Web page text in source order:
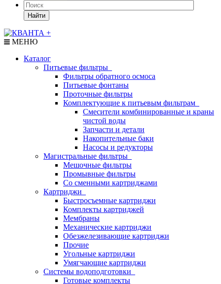
Найти
МЕНЮ
Каталог
Питьевые фильтры
Фильтры обратного осмоса
Питьевые фонтаны
Проточные фильтры
Комплектующие к питьевым фильтрам
Смесители комбинированные и краны
чистой воды
Запчасти и детали
Накопительные баки
Насосы и редукторы
Магистральные фильтры
Мешочные фильтры
Промывные фильтры
Со сменными картриджами
Картриджи
Быстросъемные картриджи
Комплекты картриджей
Мембраны
Механические картриджи
Обезжелезивающие картриджи
Прочие
Угольные картриджи
Умягчающие картриджи
Системы водоподготовки
Готовые комплекты